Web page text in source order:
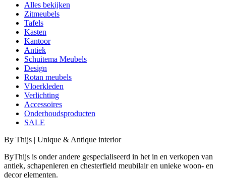
Alles bekijken
Zitmeubels
Tafels
Kasten
Kantoor
Antiek
Schuitema Meubels
Design
Rotan meubels
Vloerkleden
Verlichting
Accessoires
Onderhoudsproducten
SALE
By Thijs | Unique & Antique interior
ByThijs is onder andere gespecialiseerd in het in en verkopen van
antiek, schapenleren en chesterfield meubilair en unieke woon- en
decor elementen.